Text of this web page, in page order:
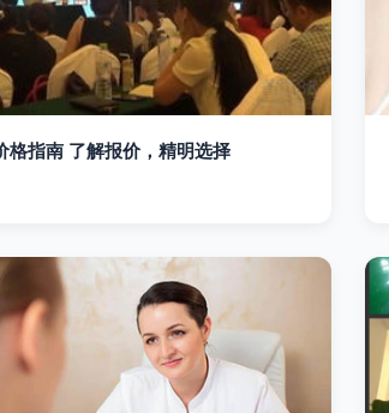
格指南 了解报价，精明选择